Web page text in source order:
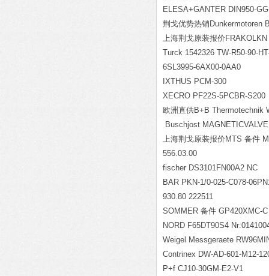
ELESA+GANTER DIN950-
荆戈优势热销Dunkermotoren
上海荆戈原装报价
Turck 1542326 TW-R50-90-
6SL3995-6AX00-0AA0
IXTHUS PCM-300
XECRO PF22S-5PCBR-S200
欧洲直供B+B Thermotechnik
Buschjost
上海荆戈原装报价MTS 备件
556.03.00
fischer DS3101FN00A2 NC
BAR PKN-1/0-025-C078-
930.80 222511
SOMMER 备件 GP420XMC-C
NORD F65DT90S4
Weigel Messgeraete
Contrinex DW-AD-601-M12-
P+f CJ10-30GM-E2-V1